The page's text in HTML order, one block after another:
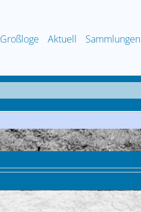
Großloge Aktuell Sammlungen